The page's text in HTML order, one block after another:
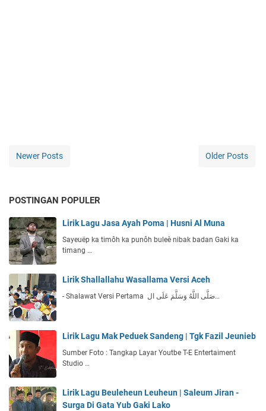
Newer Posts Older Posts
POSTINGAN POPULER
Lirik Lagu Jasa Ayah Poma | Husni Al Muna
Sayeuëp ka timôh ka punôh buleè nibak badan Gaki ka
timang …
Lirik Shallallahu Wasallama Versi Aceh
- Shalawat Versi Pertama صَلَّى اللَّهُ وَسَلَّمَ عَلَى ال…
Lirik Lagu Mak Peduek Sandeng | Tgk Fazil Jeunieb
Sumber Foto : Tangkap Layar Youtbe T-E Entertaiment
Studio …
Lirik Lagu Beuleheun Leuheun | Saleum Jiran -
Surga Di Gata Yub Gaki Lako